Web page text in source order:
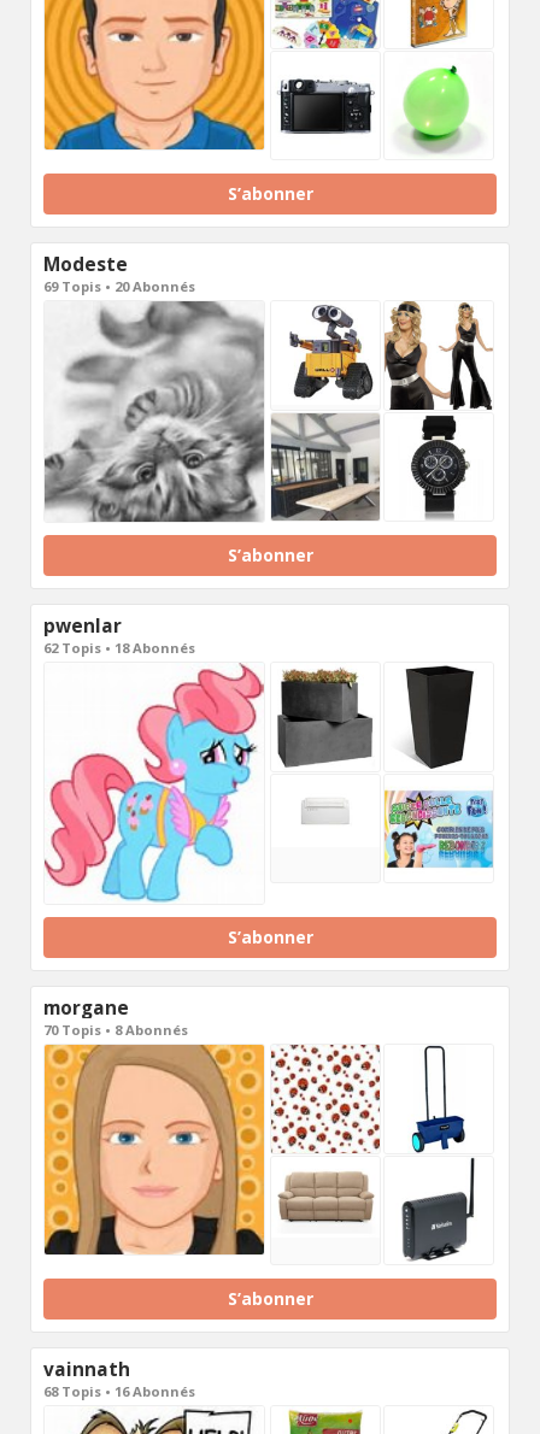
S’abonner
Modeste
69 Topis • 20 Abonnés
S’abonner
pwenlar
62 Topis • 18 Abonnés
S’abonner
morgane
70 Topis • 8 Abonnés
S’abonner
vainnath
68 Topis • 16 Abonnés